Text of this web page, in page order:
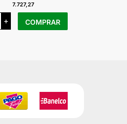
7.727,27
+ COMPRAR